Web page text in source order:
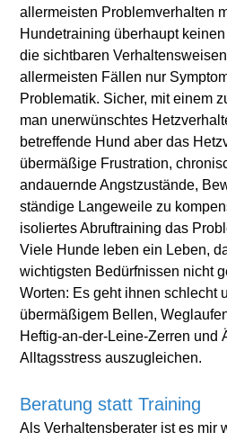
allermeisten Problemverhalten
Hundetraining überhaupt
die sichtbaren
allermeisten Fällen nur
Problematik. Sicher, mit einem
man unerwünschtes
betreffende Hund aber das
übermäßige Frustration,
andauernde Angstzustände,
ständige Langeweile zu
isoliertes Abruftraining das
Viele Hunde leben ein Leben,
wichtigsten Bedürfnissen nicht
Worten: Es geht ihnen schlecht
übermäßigem Bellen,
Heftig-an-der-Leine-Zerren und
Alltagsstress auszugleichen.
Beratung statt Training
Als Verhaltensberater ist es mir